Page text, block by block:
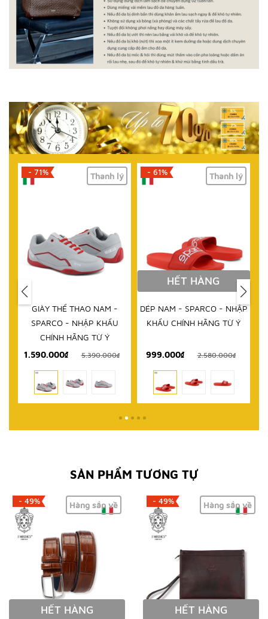
- 71% Thanh lý
GIÀY THỂ THAO NAM -
SPARCO - NHẬP KHẨU
CHÍNH HÃNG TỪ Ý
1.590.000₫
5.390.000₫
- 61% Thanh lý
HẾT HÀNG
DÉP NAM - SPARCO - NHẬP
KHẨU CHÍNH HÃNG TỪ Ý
999.000₫ 2.580.000₫
SẢN PHẨM TƯƠNG TỰ
- 49% Hàng sắp về
HẾT HÀNG
- 49% Hàng sắp về
HẾT HÀNG